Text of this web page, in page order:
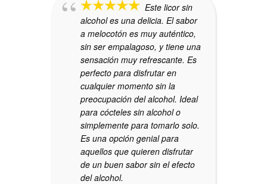
Este licor sin
alcohol es una delicia. El sabor
a melocotón es muy auténtico,
sin ser empalagoso, y tiene una
sensación muy refrescante. Es
perfecto para disfrutar en
cualquier momento sin la
preocupación del alcohol. Ideal
para cócteles sin alcohol o
simplemente para tomarlo solo.
Es una opción genial para
aquellos que quieren disfrutar
de un buen sabor sin el efecto
del alcohol.